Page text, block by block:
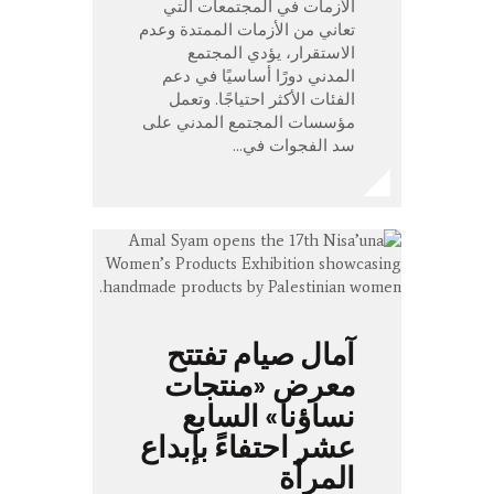
الأزمات في المجتمعات التي
تعاني من الأزمات الممتدة وعدم
الاستقرار، يؤدي المجتمع
المدني دورًا أساسيًا في دعم
الفئات الأكثر احتياجًا. وتعمل
مؤسسات المجتمع المدني على
سد الفجوات في…
آمال صيام تفتتح
معرض «منتجات
نساؤنا» السابع
عشر احتفاءً بإبداع
المرأة